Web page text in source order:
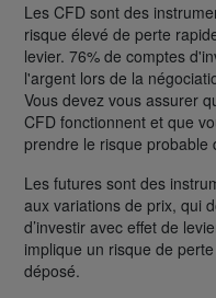
Les CFD sont des
risque élevé de perte
levier. 76% de comptes
l'argent lors de la
Vous devez vous assurer
CFD fonctionnent et que
prendre le risque probable
Les futures sont des
aux variations de prix, qui
d’investir avec effet de
implique un risque de
déposé.